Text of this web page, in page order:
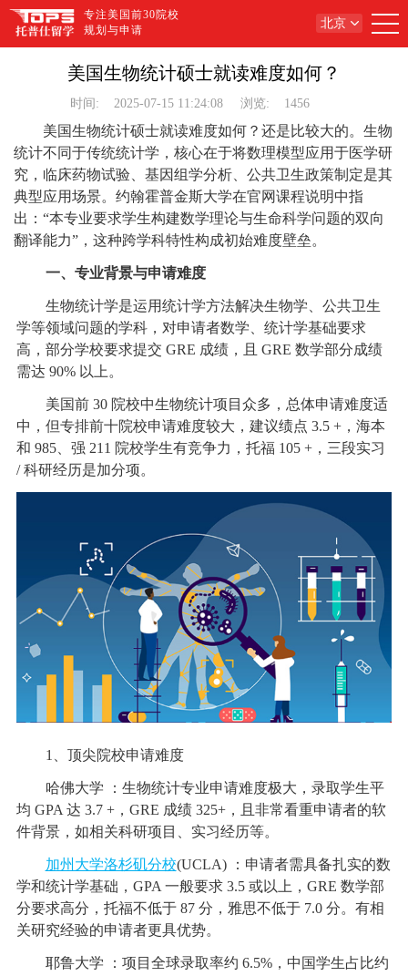
专注美国前30院校
规划与申请
北京
美国生物统计硕士就读难度如何？
时间: 2025-07-15 11:24:08 浏览: 1456
美国生物统计硕士就读难度如何？还是比较大的。生物
统计不同于传统统计学，核心在于将​​数理模型应用于医学研
究​​，临床药物试验、基因组学分析、公共卫生政策制定是其
典型应用场景。约翰霍普金斯大学在官网课程说明中指
出：“本专业要求学生构建数学理论与生命科学问题的双向
翻译能力”，这种跨学科特性构成初始难度壁垒。
一、专业背景与申请难度
生物统计学是运用统计学方法解决生物学、公共卫生
学等领域问题的学科，对申请者数学、统计学基础要求
高，部分学校要求提交 GRE 成绩，且 GRE 数学部分成绩
需达 90% 以上。
美国前 30 院校中生物统计项目众多，总体申请难度适
中，但专排前十院校申请难度较大，建议绩点 3.5 +，海本
和 985、强 211 院校学生有竞争力，托福 105 +，三段实习
/ 科研经历是加分项。
1、顶尖院校申请难度
哈佛大学 ：生物统计专业申请难度极大，录取学生平
均 GPA 达 3.7 +，GRE 成绩 325+，且非常看重申请者的软
件背景，如相关科研项目、实习经历等。
加州大学洛杉矶分校(UCLA) ：申请者需具备扎实的数
学和统计学基础，GPA 一般要求 3.5 或以上，GRE 数学部
分要求高分，托福不低于 87 分，雅思不低于 7.0 分。有相
关研究经验的申请者更具优势。
耶鲁大学 ：项目全球录取率约 6.5%，中国学生占比约